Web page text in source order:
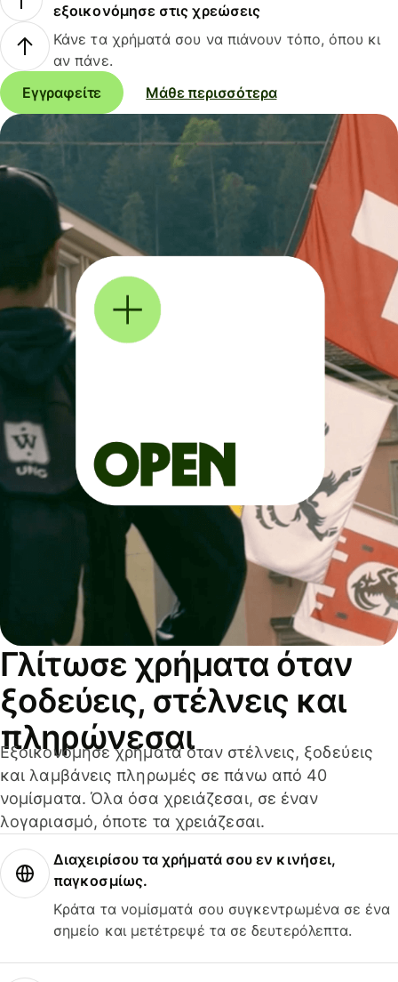
εξοικονόμησε στις χρεώσεις
Κάνε τα χρήματά σου να πιάνουν τόπο, όπου κι
αν πάνε.
Εγγραφείτε
Μάθε περισσότερα
Γλίτωσε χρήματα όταν
ξοδεύεις, στέλνεις και
πληρώνεσαι
Εξοικονόμησε χρήματα όταν στέλνεις, ξοδεύεις
και λαμβάνεις πληρωμές σε πάνω από 40
νομίσματα. Όλα όσα χρειάζεσαι, σε έναν
λογαριασμό, όποτε τα χρειάζεσαι.
Διαχειρίσου τα χρήματά σου εν κινήσει,
παγκοσμίως.
Κράτα τα νομίσματά σου συγκεντρωμένα σε ένα
σημείο και μετέτρεψέ τα σε δευτερόλεπτα.